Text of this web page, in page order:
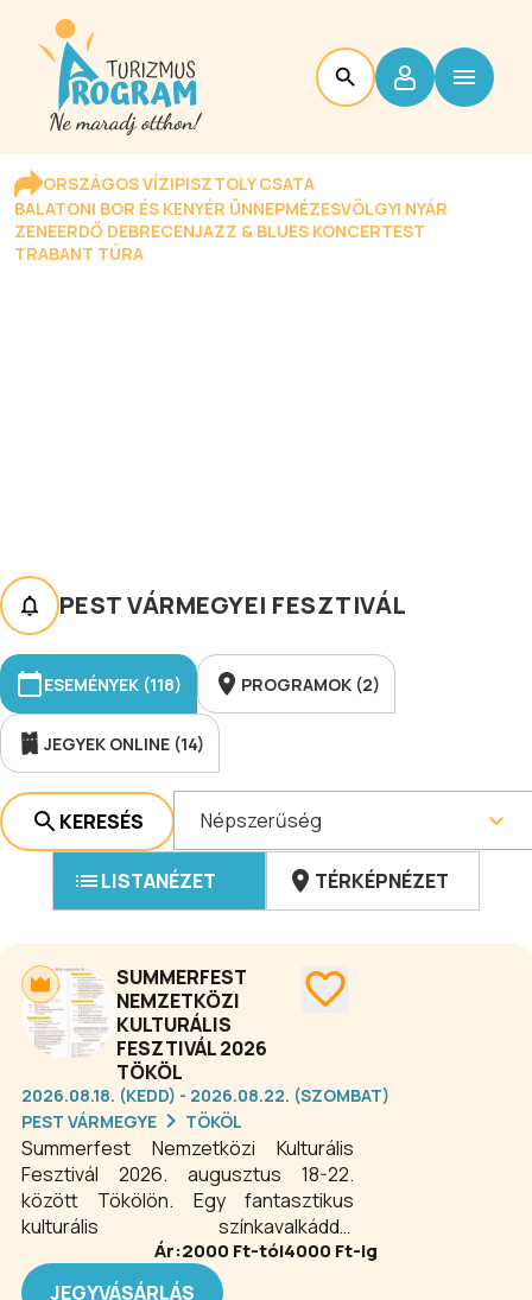
ORSZÁGOS VÍZIPISZTOLY CSATA
BALATONI BOR ÉS KENYÉR ÜNNEPMÉZESVÖLGYI NYÁR
ZENEERDŐ DEBRECENJAZZ & BLUES KONCERTEST
TRABANT TÚRA
PEST VÁRMEGYEI FESZTIVÁL
ESEMÉNYEK (118) PROGRAMOK (2)
JEGYEK ONLINE (14)
KERESÉS Népszerűség
LISTANÉZET TÉRKÉPNÉZET
SUMMERFEST
NEMZETKÖZI
KULTURÁLIS
FESZTIVÁL 2026
TÖKÖL
2026.08.18. (KEDD) - 2026.08.22. (SZOMBAT)
PEST VÁRMEGYE
TÖKÖL
Summerfest Nemzetközi Kulturális
Fesztivál 2026. augusztus 18-22.
között Tökölön. Egy fantasztikus
kulturális színkavalkáddal
búcsúztassuk el az idei nyarat és
ünnepeljük meg az államalapítást!
Ár:2000 Ft-tól4000 Ft-ig
JEGYVÁSÁRLÁS